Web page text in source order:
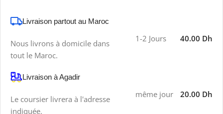
Livraison partout au Maroc
Nous livrons à domicile dans
tout le Maroc.
1-2 Jours 40.00 Dh
Livraison à Agadir
Le coursier livrera à l'adresse
indiquée.
même jour 20.00 Dh